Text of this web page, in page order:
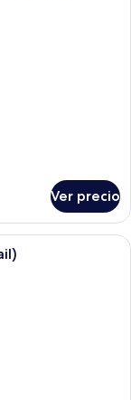
Ver precio
hotel con una cama